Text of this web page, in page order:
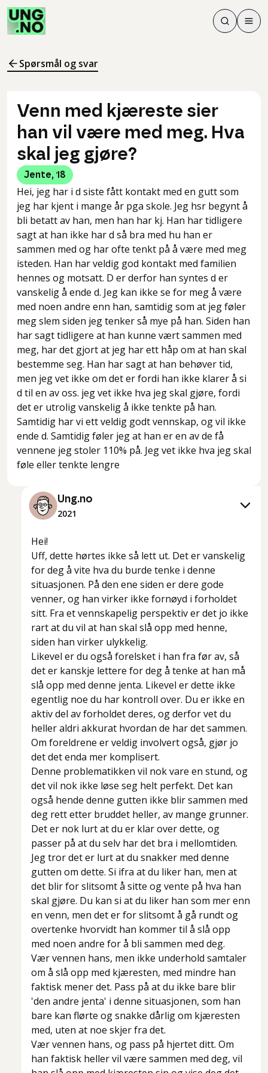
Søk
Søk
Meny
Spørsmål og svar
Venn med kjæreste sier
han vil være med meg. Hva
skal jeg gjøre?
Jente, 18
Hei, jeg har i d siste fått kontakt med en gutt som
jeg har kjent i mange år pga skole. Jeg hsr begynt å
bli betatt av han, men han har kj. Han har tidligere
sagt at han ikke har d så bra med hu han er
sammen med og har ofte tenkt på å være med meg
isteden. Han har veldig god kontakt med familien
hennes og motsatt. D er derfor han syntes d er
vanskelig å ende d. Jeg kan ikke se for meg å være
med noen andre enn han, samtidig som at jeg føler
meg slem siden jeg tenker så mye på han. Siden han
har sagt tidligere at han kunne vært sammen med
meg, har det gjort at jeg har ett håp om at han skal
bestemme seg. Han har sagt at han behøver tid,
men jeg vet ikke om det er fordi han ikke klarer å si
d til en av oss. jeg vet ikke hva jeg skal gjøre, fordi
det er utrolig vanskelig å ikke tenkte på han.
Samtidig har vi ett veldig godt vennskap, og vil ikke
ende d. Samtidig føler jeg at han er en av de få
vennene jeg stoler 110% på. Jeg vet ikke hva jeg skal
føle eller tenkte lengre
Ung.no
2021
Hei!
Uff, dette hørtes ikke så lett ut. Det er vanskelig
for deg å vite hva du burde tenke i denne
situasjonen. På den ene siden er dere gode
venner, og han virker ikke fornøyd i forholdet
sitt. Fra et vennskapelig perspektiv er det jo ikke
rart at du vil at han skal slå opp med henne,
siden han virker ulykkelig.
Likevel er du også forelsket i han fra før av, så
det er kanskje lettere for deg å tenke at han må
slå opp med denne jenta. Likevel er dette ikke
egentlig noe du har kontroll over. Du er ikke en
aktiv del av forholdet deres, og derfor vet du
heller aldri akkurat hvordan de har det sammen.
Om foreldrene er veldig involvert også, gjør jo
det det enda mer komplisert.
Denne problematikken vil nok vare en stund, og
det vil nok ikke løse seg helt perfekt. Det kan
også hende denne gutten ikke blir sammen med
deg rett etter bruddet heller, av mange grunner.
Det er nok lurt at du er klar over dette, og
passer på at du selv har det bra i mellomtiden.
Jeg tror det er lurt at du snakker med denne
gutten om dette. Si ifra at du liker han, men at
det blir for slitsomt å sitte og vente på hva han
skal gjøre. Du kan si at du liker han som mer enn
en venn, men det er for slitsomt å gå rundt og
overtenke hvorvidt han kommer til å slå opp
med noen andre for å bli sammen med deg.
Vær vennen hans, men ikke underhold samtaler
om å slå opp med kjæresten, med mindre han
faktisk mener det. Pass på at du ikke bare blir
'den andre jenta' i denne situasjonen, som han
bare kan flørte og snakke dårlig om kjæresten
med, uten at noe skjer fra det.
Vær vennen hans, og pass på hjertet ditt. Om
han faktisk heller vil være sammen med deg, vil